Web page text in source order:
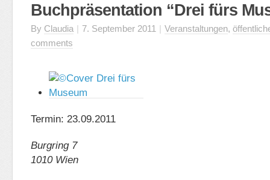
Buchpräsentation “Drei fürs
By Claudia | 7. September 2011 | Veranstaltungen,
comments
Termin: 23.09.2011
Burgring 7
1010 Wien